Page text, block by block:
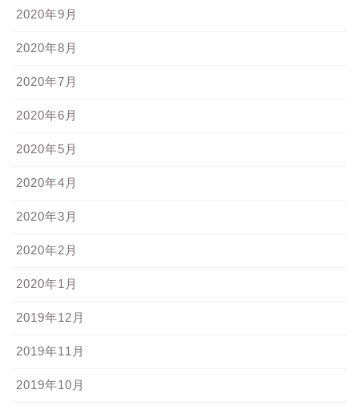
2020年9月
2020年8月
2020年7月
2020年6月
2020年5月
2020年4月
2020年3月
2020年2月
2020年1月
2019年12月
2019年11月
2019年10月